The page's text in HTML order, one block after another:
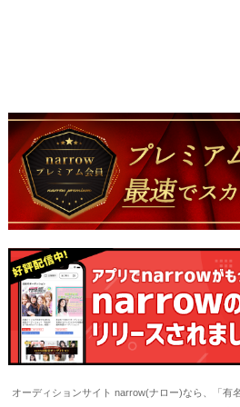
オーディションサイト narrow(ナロー)なら、「有